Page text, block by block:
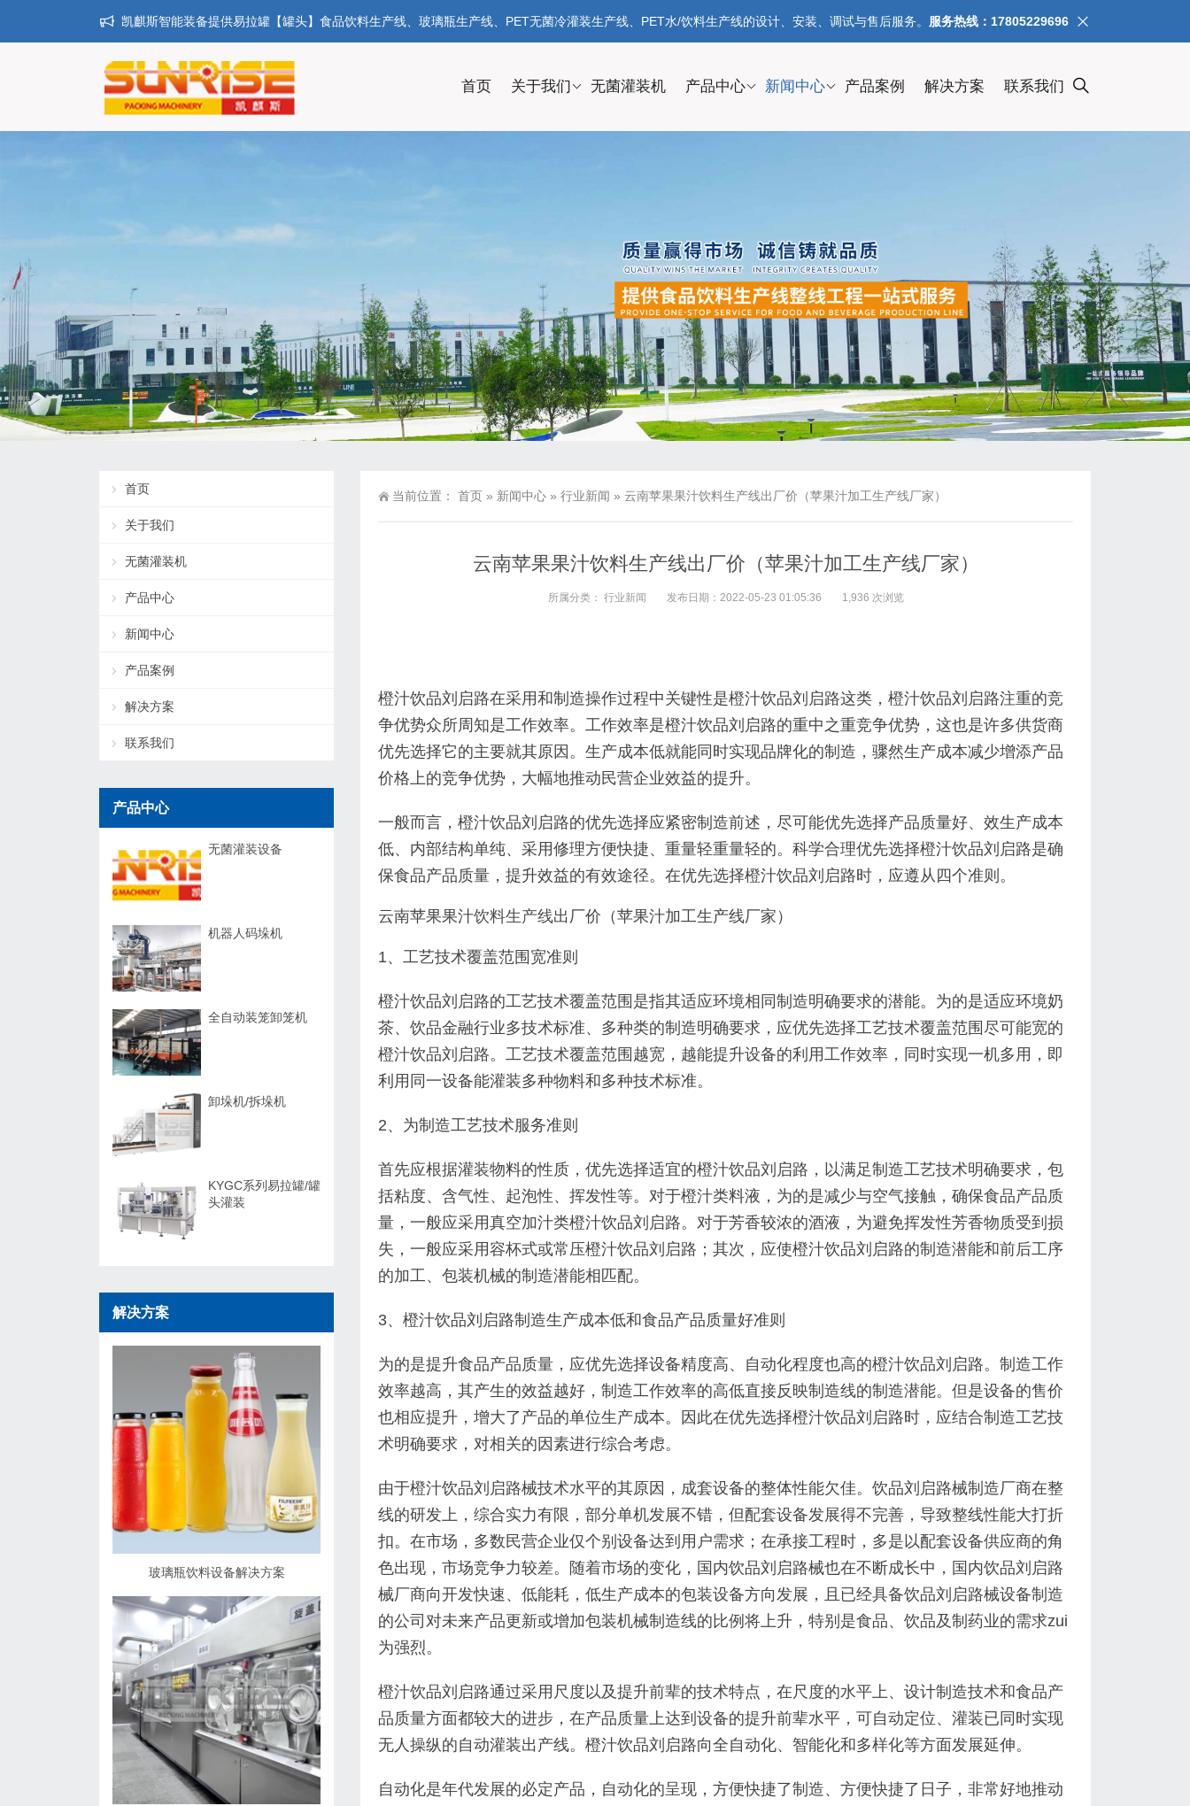
凯麒斯智能装备提供易拉罐【罐头】食品饮料生产线、玻璃瓶生产线、PET无菌冷灌装生产线、PET水/饮料生产线的设计、安装、调试与售后服务。 服务热线：17805229696
首页 关于我们 无菌灌装机 产品中心 新闻中心 产品案例 解决方案 联系我们
当前位置： 首页 » 新闻中心 » 行业新闻 » 云南苹果果汁饮料生产线出厂价（苹果汁加工生产线厂家）
云南苹果果汁饮料生产线出厂价（苹果汁加工生产线厂家）
所属分类： 行业新闻 发布日期：2022-05-23 01:05:36 1,936 次浏览
橙汁饮品刘启路在采用和制造操作过程中关键性是橙汁饮品刘启路这类，橙汁饮品刘启路注重的竞
争优势众所周知是工作效率。工作效率是橙汁饮品刘启路的重中之重竞争优势，这也是许多供货商
优先选择它的主要就其原因。生产成本低就能同时实现品牌化的制造，骤然生产成本减少增添产品
价格上的竞争优势，大幅地推动民营企业效益的提升。
一般而言，橙汁饮品刘启路的优先选择应紧密制造前述，尽可能优先选择产品质量好、效生产成本
低、内部结构单纯、采用修理方便快捷、重量轻重量轻的。科学合理优先选择橙汁饮品刘启路是确
保食品产品质量，提升效益的有效途径。在优先选择橙汁饮品刘启路时，应遵从四个准则。
云南苹果果汁饮料生产线出厂价（苹果汁加工生产线厂家）
1、工艺技术覆盖范围宽准则
橙汁饮品刘启路的工艺技术覆盖范围是指其适应环境相同制造明确要求的潜能。为的是适应环境奶
茶、饮品金融行业多技术标准、多种类的制造明确要求，应优先选择工艺技术覆盖范围尽可能宽的
橙汁饮品刘启路。工艺技术覆盖范围越宽，越能提升设备的利用工作效率，同时实现一机多用，即
利用同一设备能灌装多种物料和多种技术标准。
2、为制造工艺技术服务准则
首先应根据灌装物料的性质，优先选择适宜的橙汁饮品刘启路，以满足制造工艺技术明确要求，包
括粘度、含气性、起泡性、挥发性等。对于橙汁类料液，为的是减少与空气接触，确保食品产品质
量，一般应采用真空加汁类橙汁饮品刘启路。对于芳香较浓的酒液，为避免挥发性芳香物质受到损
失，一般应采用容杯式或常压橙汁饮品刘启路；其次，应使橙汁饮品刘启路的制造潜能和前后工序
的加工、包装机械的制造潜能相匹配。
3、橙汁饮品刘启路制造生产成本低和食品产品质量好准则
为的是提升食品产品质量，应优先选择设备精度高、自动化程度也高的橙汁饮品刘启路。制造工作
效率越高，其产生的效益越好，制造工作效率的高低直接反映制造线的制造潜能。但是设备的售价
也相应提升，增大了产品的单位生产成本。因此在优先选择橙汁饮品刘启路时，应结合制造工艺技
术明确要求，对相关的因素进行综合考虑。
由于橙汁饮品刘启路械技术水平的其原因，成套设备的整体性能欠佳。饮品刘启路械制造厂商在整
线的研发上，综合实力有限，部分单机发展不错，但配套设备发展得不完善，导致整线性能大打折
扣。在市场，多数民营企业仅个别设备达到用户需求；在承接工程时，多是以配套设备供应商的角
色出现，市场竞争力较差。随着市场的变化，国内饮品刘启路械也在不断成长中，国内饮品刘启路
械厂商向开发快速、低能耗，低生产成本的包装设备方向发展，且已经具备饮品刘启路械设备制造
的公司对未来产品更新或增加包装机械制造线的比例将上升，特别是食品、饮品及制药业的需求zui
为强烈。
橙汁饮品刘启路通过采用尺度以及提升前辈的技术特点，在尺度的水平上、设计制造技术和食品产
品质量方面都较大的进步，在产品质量上达到设备的提升前辈水平，可自动定位、灌装已同时实现
无人操纵的自动灌装出产线。橙汁饮品刘启路向全自动化、智能化和多样化等方面发展延伸。
自动化是年代发展的必定产品，自动化的呈现，方便快捷了制造、方便快捷了日子，非常好地推动
首页
关于我们
无菌灌装机
产品中心
新闻中心
产品案例
解决方案
联系我们
产品中心
无菌灌装设备
机器人码垛机
全自动装笼卸笼机
卸垛机/拆垛机
KYGC系列易拉罐/罐
头灌装
解决方案
玻璃瓶饮料设备解决方案